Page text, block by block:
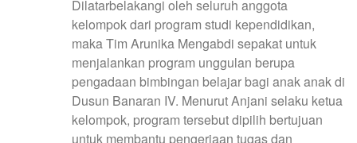
Dilatarbelakangi oleh seluruh anggota
kelompok dari program studi kependidikan,
maka Tim Arunika Mengabdi sepakat untuk
menjalankan program unggulan berupa
pengadaan bimbingan belajar bagi anak anak di
Dusun Banaran IV. Menurut Anjani selaku ketua
kelompok, program tersebut dipilih bertujuan
untuk membantu pengerjaan tugas dan